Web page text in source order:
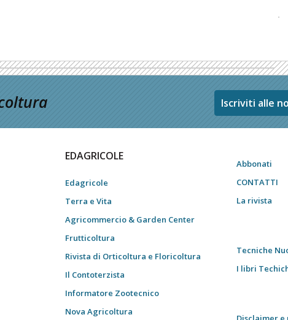
Iscriviti alle
EDAGRICOLE
Edagricole
Terra e Vita
Agricommercio & Garden Center
Frutticoltura
Rivista di Orticoltura e Floricoltura
Il Contoterzista
Informatore Zootecnico
Nova Agricoltura
Abbonati
CONTATTI
La rivista
Tecniche
I libri